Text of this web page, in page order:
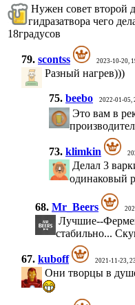
Нужен совет второй
гидразатвора чего
18градусов
79. scontss 2023-10-20,
Разный нагрев)))
75. beebo 2022-01-05,
Это вам в
73. klimkin
Делал 3
одинаковый
68. Mr_Beers
Лучшие--
стабильно...
67. kuboff 2021-11-23,
Они творцы в